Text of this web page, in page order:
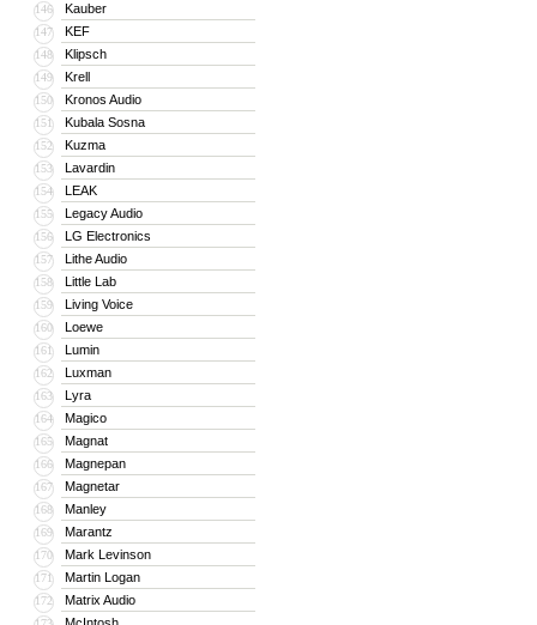
146 Kauber
147 KEF
148 Klipsch
149 Krell
150 Kronos Audio
151 Kubala Sosna
152 Kuzma
153 Lavardin
154 LEAK
155 Legacy Audio
156 LG Electronics
157 Lithe Audio
158 Little Lab
159 Living Voice
160 Loewe
161 Lumin
162 Luxman
163 Lyra
164 Magico
165 Magnat
166 Magnepan
167 Magnetar
168 Manley
169 Marantz
170 Mark Levinson
171 Martin Logan
172 Matrix Audio